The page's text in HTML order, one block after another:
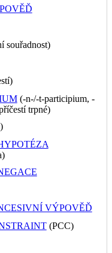
souřadnost)
(-n-/-t-participium, -
trpné)
VÝPOVĚĎ
(PCC)